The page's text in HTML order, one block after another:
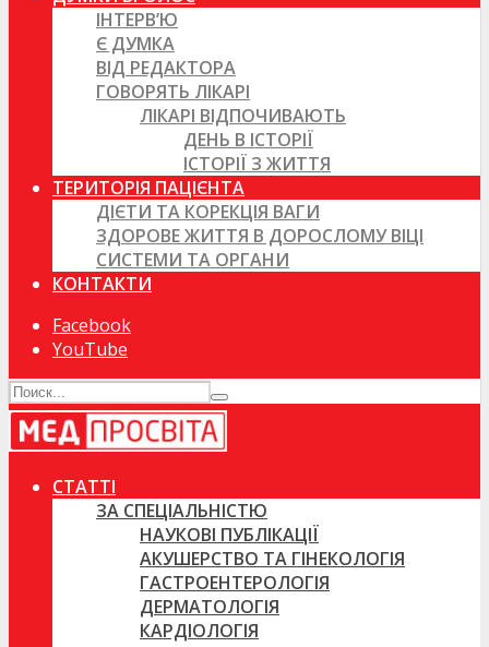
ІНТЕРВ’Ю
Є ДУМКА
ВІД РЕДАКТОРА
ГОВОРЯТЬ ЛІКАРІ
ЛІКАРІ ВІДПОЧИВАЮТЬ
ДЕНЬ В ІСТОРІЇ
ІСТОРІЇ З ЖИТТЯ
ТЕРИТОРІЯ ПАЦІЄНТА
ДІЄТИ ТА КОРЕКЦІЯ ВАГИ
ЗДОРОВЕ ЖИТТЯ В ДОРОСЛОМУ ВІЦІ
СИСТЕМИ ТА ОРГАНИ
КОНТАКТИ
Facebook
YouTube
СТАТТІ
ЗА СПЕЦІАЛЬНІСТЮ
НАУКОВІ ПУБЛІКАЦІЇ
АКУШЕРСТВО ТА ГІНЕКОЛОГІЯ
ГАСТРОЕНТЕРОЛОГІЯ
ДЕРМАТОЛОГІЯ
КАРДІОЛОГІЯ